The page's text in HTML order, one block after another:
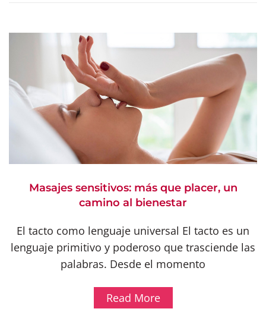
Masajes sensitivos: más que placer, un
camino al bienestar
El tacto como lenguaje universal El tacto es un
lenguaje primitivo y poderoso que trasciende las
palabras. Desde el momento
Read More